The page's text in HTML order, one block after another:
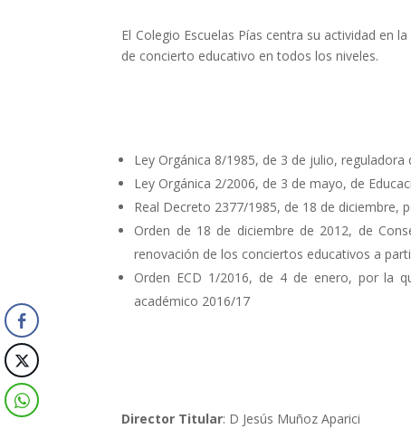
El Colegio Escuelas Pías centra su actividad en
de concierto educativo en todos los niveles.
Ley Orgánica 8/1985, de 3 de julio, reguladora
Ley Orgánica 2/2006, de 3 de mayo, de
Real Decreto 2377/1985, de 18 de diciembre,
Orden de 18 de diciembre de 2012, de
renovación de los conciertos educativos a
Orden ECD 1/2016, de 4 de enero, por la
académico 2016/17
Director Titular: D Jesús Muñoz Aparici